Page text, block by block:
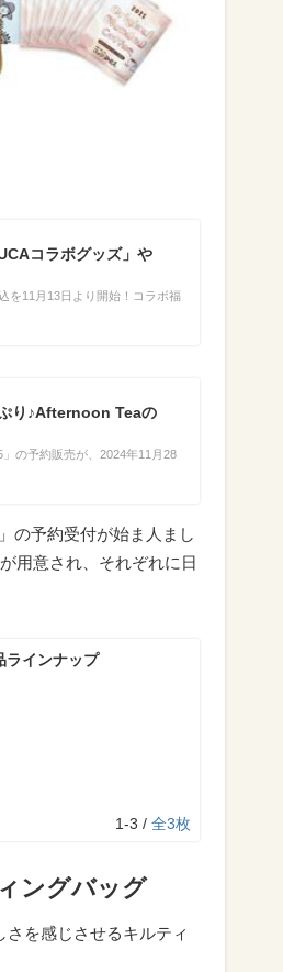
コラボグッズ」や
を11月13日より開始！コラボ福
り♪Afternoon Teaの
の予約販売が、2024年11月28
の予約受付が始ま人まし
用意され、それぞれに日
ラインナップ
1-3 / 全3枚
ングバッグ
を感じさせるキルティ